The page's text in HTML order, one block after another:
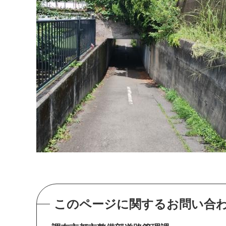
このページに関するお問い合